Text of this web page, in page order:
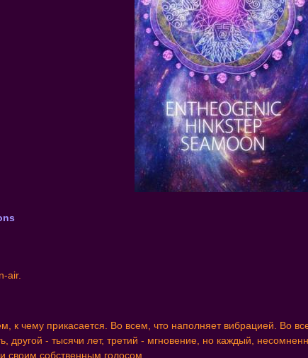
air.
к чему прикасается. Во всем, что наполняет вибрацией. Во
другой - тысячи лет, третий - мгновение, но каждый,
своим собственным голосом.